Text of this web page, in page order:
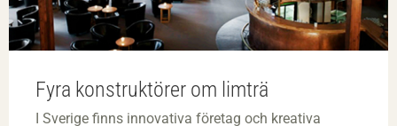
Fyra konstruktörer om limträ
I Sverige finns innovativa företag och kreativa